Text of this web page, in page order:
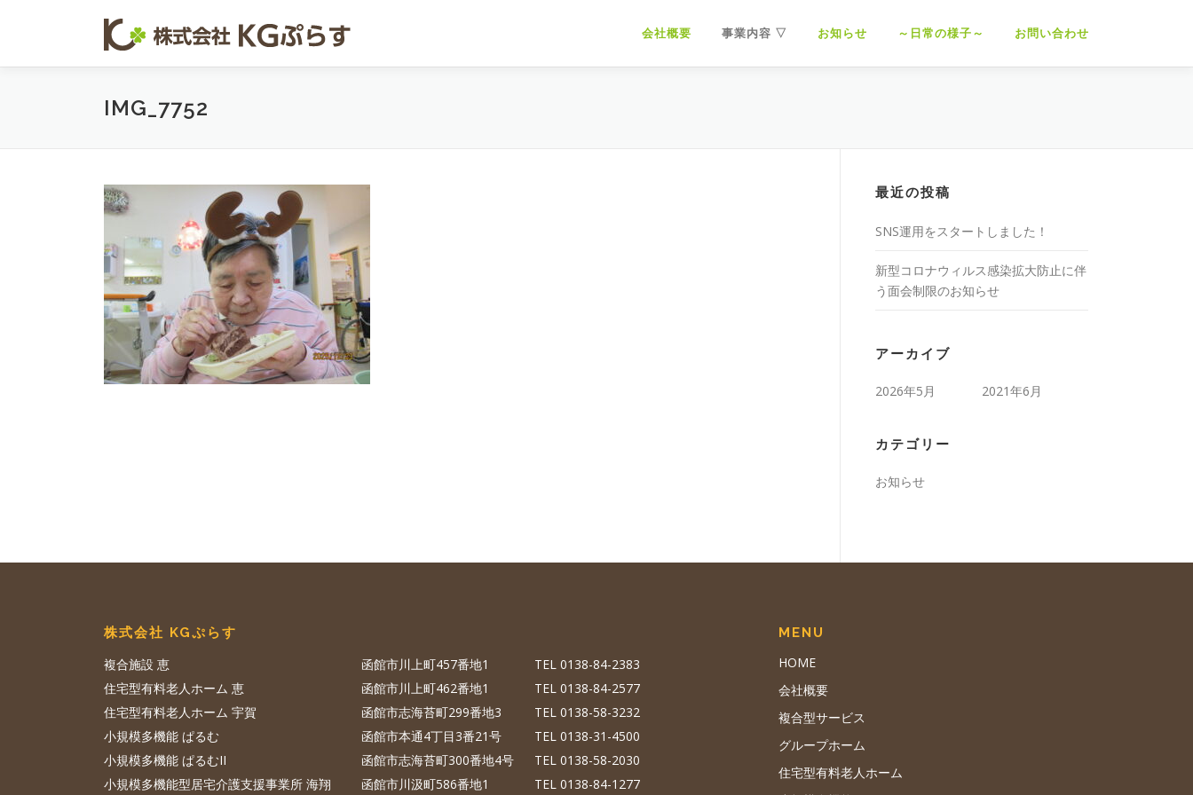
会社概要 事業内容 ▽ お知らせ ～日常の様子～ お問い合わせ
IMG_7752
最近の投稿
SNS運用をスタートしました！
新型コロナウィルス感染拡大防止に伴
う面会制限のお知らせ
アーカイブ
2026年5月 2021年6月
カテゴリー
お知らせ
株式会社 KGぷらす
複合施設 恵 函館市川上町457番地1
TEL 0138-84-2383
住宅型有料老人ホーム 恵
函館市川上町462番地1
TEL 0138-84-2577
住宅型有料老人ホーム 宇賀
函館市志海苔町299番地3
TEL 0138-58-3232
小規模多機能 ぱるむ
函館市本通4丁目3番21号
TEL 0138-31-4500
小規模多機能 ぱるむII
函館市志海苔町300番地4号
TEL 0138-58-2030
小規模多機能型居宅介護支援事業所 海翔
函館市川汲町586番地1 TEL 0138-84-1277
MENU
HOME
会社概要
複合型サービス
グループホーム
住宅型有料老人ホーム